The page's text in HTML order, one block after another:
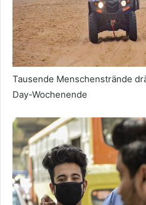
Tausende Menschenstrände
Day-Wochenende